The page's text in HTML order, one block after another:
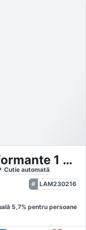
Lamborghini Urus Performante 1 99 ABT Scatenato
Cutie automată
LAM230216
5,7% pentru persoane